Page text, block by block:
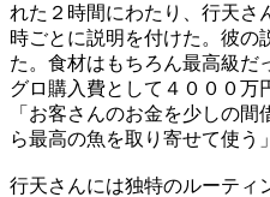
れた２時間にわたり、行天さ
時ごとに説明を付けた。彼の
た。食材はもちろん最高級だ
グロ購入費として４０００万
「お客さんのお金を少しの
ら最高の魚を取り寄せて使う
行天さんには独特のルーティ